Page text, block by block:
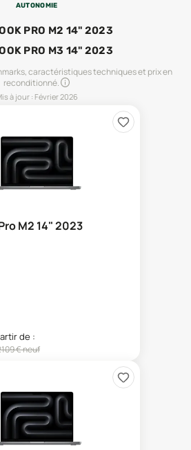
AUTONOMIE
PRO M2 14" 2023
PRO M3 14" 2023
caractéristiques techniques et prix en
reconditionné.
à jour : Février 2026
M2 14" 2023
de :
€ neuf